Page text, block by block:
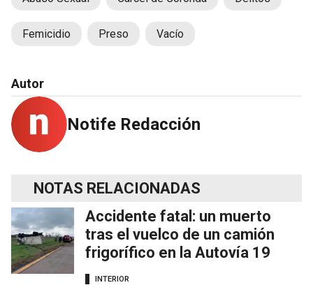
Femicidio Preso Vacío
Autor
Notife Redacción
NOTAS RELACIONADAS
Accidente fatal: un muerto
tras el vuelco de un camión
frigorífico en la Autovía 19
INTERIOR